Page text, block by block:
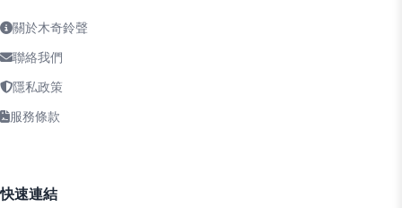
關於木奇鈴聲
聯絡我們
隱私政策
服務條款
快速連結